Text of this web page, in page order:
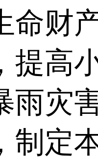
命财
提高
雨灾
制定